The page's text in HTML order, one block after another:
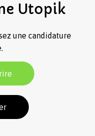
Utopik
une candidature